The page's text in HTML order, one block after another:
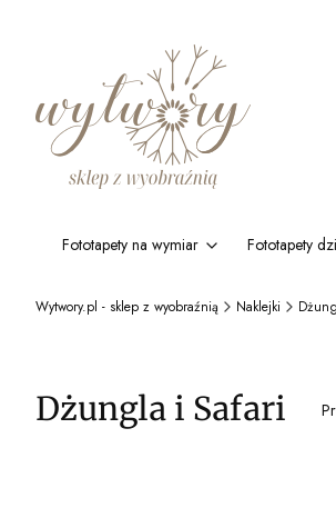
Fototapety na wymiar Fototapety
Wytwory.pl - sklep z wyobraźnią Naklejki
Dżungla i Safari